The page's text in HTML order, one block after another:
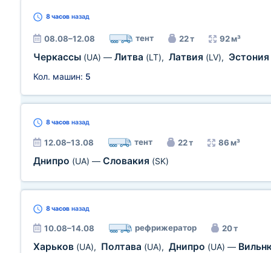
8 часов назад
08.08–12.08 тент 22 т 92 м³
Черкассы (UA) — Литва (LT), Латвия (LV), Эстония
Кол. машин: 5
8 часов назад
12.08–13.08 тент 22 т 86 м³
Днипро (UA) — Словакия (SK)
8 часов назад
10.08–14.08 рефрижератор 20 т
Харьков (UA), Полтава (UA), Днипро (UA) —